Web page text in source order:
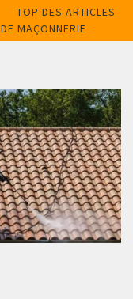
TOP DES ARTICLES
DE MAÇONNERIE